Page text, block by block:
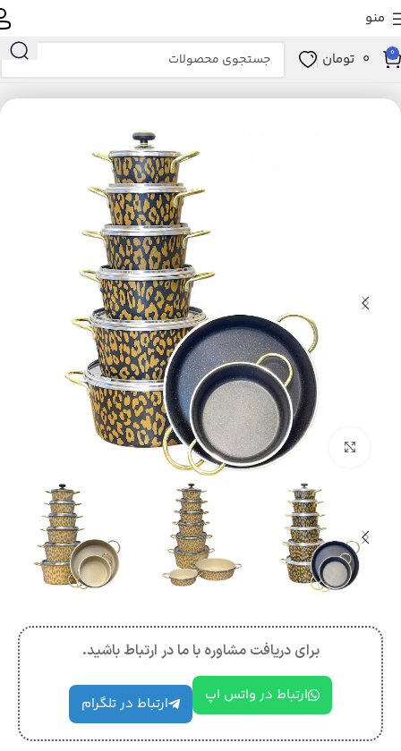
منو
0
0 تومان
و آشپزخانه آشپزخانه لوازم پخت و پز
بزرگنمایی تصویر
برای دریافت مشاوره با ما در ارتباط باشید.
ارتباط در واتس اپ ارتباط در تلگرام